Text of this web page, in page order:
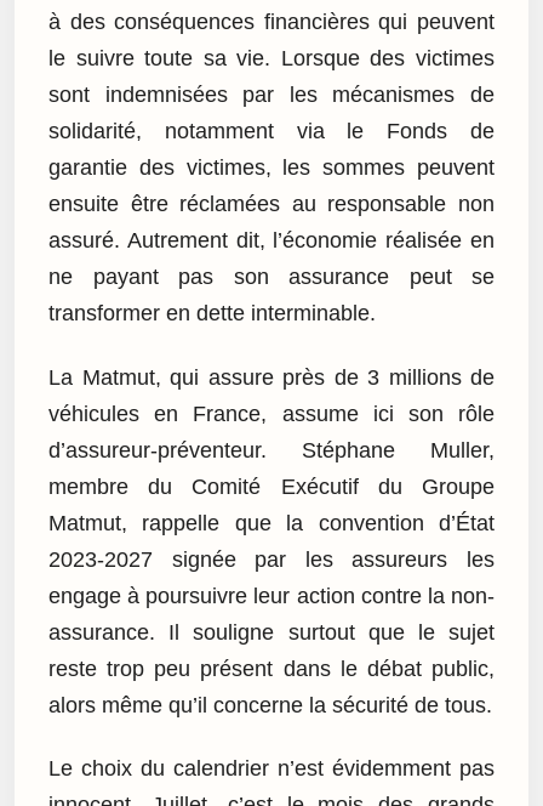
à des conséquences financières qui peuvent
le suivre toute sa vie. Lorsque des victimes
sont indemnisées par les mécanismes de
solidarité, notamment via le Fonds de
garantie des victimes, les sommes peuvent
ensuite être réclamées au responsable non
assuré. Autrement dit, l’économie réalisée en
ne payant pas son assurance peut se
transformer en dette interminable.
La Matmut, qui assure près de 3 millions de
véhicules en France, assume ici son rôle
d’assureur-préventeur. Stéphane Muller,
membre du Comité Exécutif du Groupe
Matmut, rappelle que la convention d’État
2023-2027 signée par les assureurs les
engage à poursuivre leur action contre la non-
assurance. Il souligne surtout que le sujet
reste trop peu présent dans le débat public,
alors même qu’il concerne la sécurité de tous.
Le choix du calendrier n’est évidemment pas